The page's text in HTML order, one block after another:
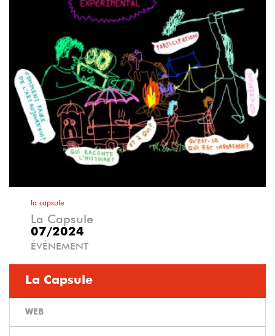
la capsule
La Capsule
07/2024
ÉVÉNEMENT
La Capsule
WEB